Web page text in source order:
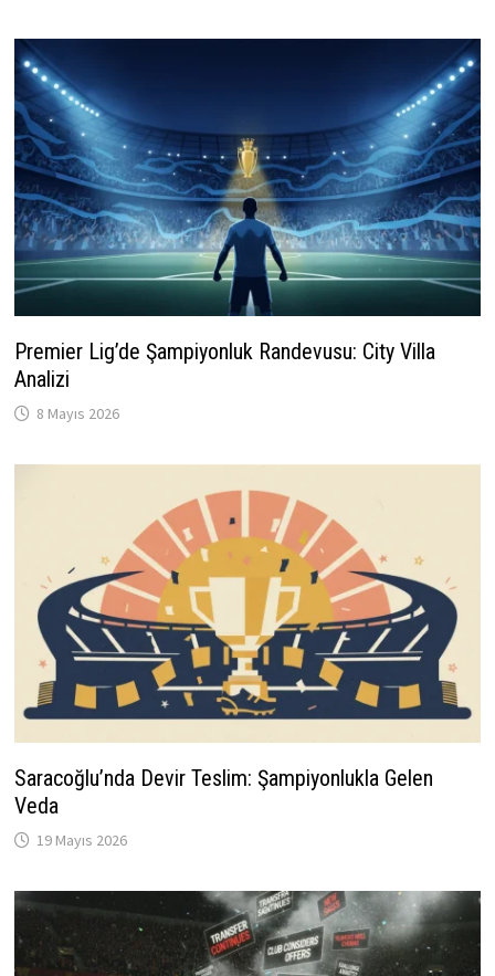
Premier Lig’de Şampiyonluk Randevusu: City Villa
Analizi
8 Mayıs 2026
Saracoğlu’nda Devir Teslim: Şampiyonlukla Gelen
Veda
19 Mayıs 2026